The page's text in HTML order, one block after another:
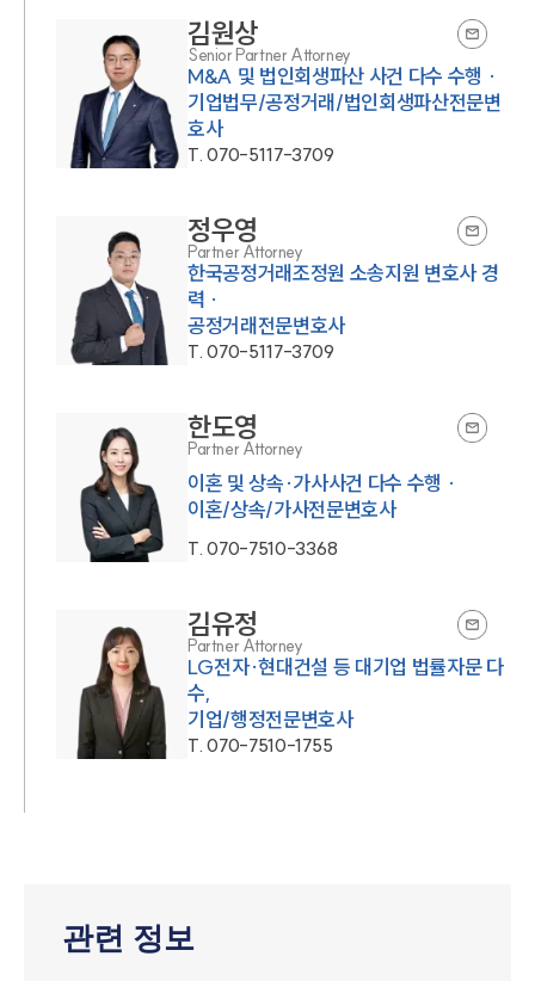
김원상
Senior Partner Attorney
M&A 및 법인회생파산 사건 다수 수행 ·
기업법무/공정거래/법인회생파산전문변
호사
T.070-5117-3709
정우영
Partner Attorney
한국공정거래조정원 소송지원 변호사 경
력 ·
공정거래전문변호사
T.070-5117-3709
한도영
Partner Attorney
이혼 및 상속·가사사건 다수 수행 ·
이혼/상속/가사전문변호사
T.070-7510-3368
김유정
Partner Attorney
LG전자·현대건설 등 대기업 법률자문 다
수,
기업/행정전문변호사
T.070-7510-1755
관련 정보